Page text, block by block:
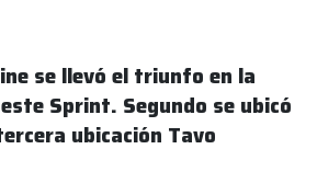
se llevó el triunfo en la
Sprint. Segundo se ubicó
ubicación Tavo